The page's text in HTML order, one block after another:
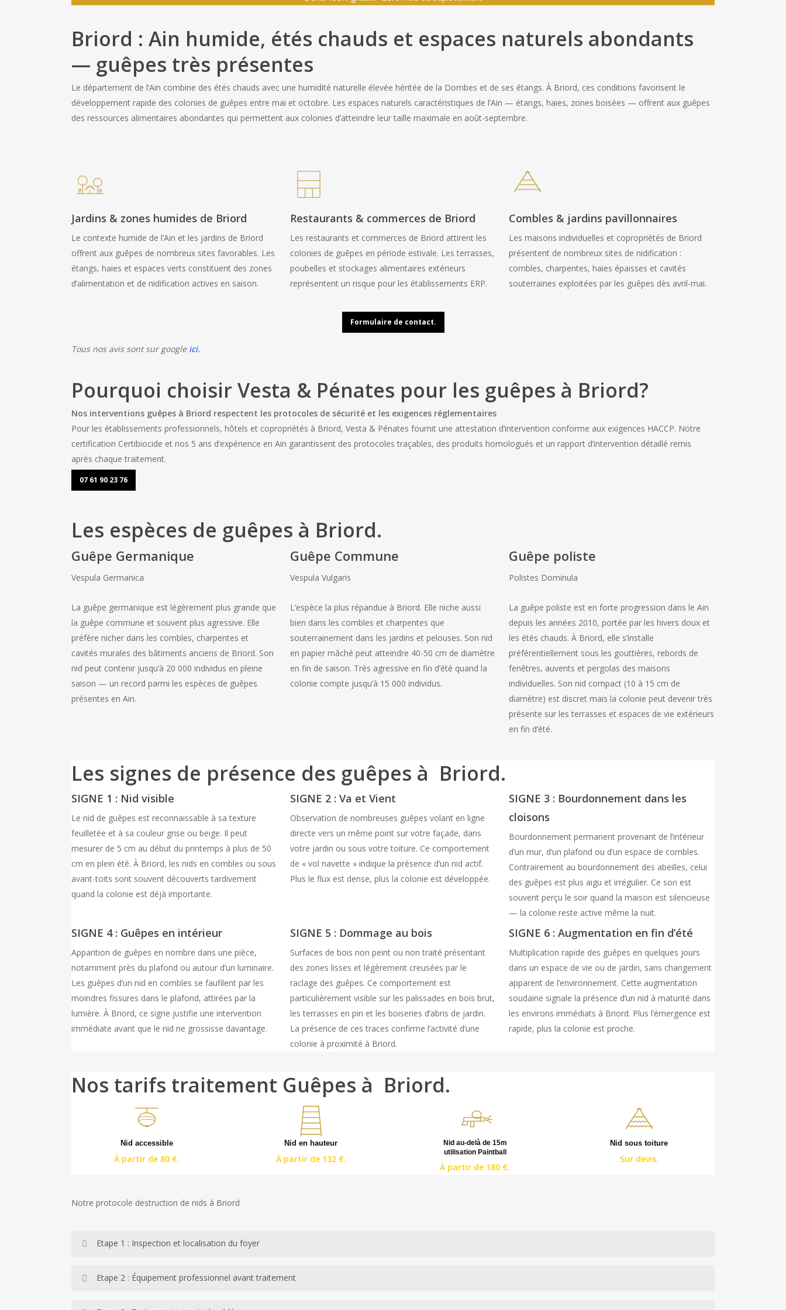
Briord : Ain humide, étés chauds et espaces naturels abondants
— guêpes très présentes
Le département de l’Ain combine des étés chauds avec une humidité naturelle élevée héritée de la Dombes et de ses étangs. À Briord, ces conditions favorisent le
développement rapide des colonies de guêpes entre mai et octobre. Les espaces naturels caractéristiques de l’Ain — étangs, haies, zones boisées — offrent aux guêpes
des ressources alimentaires abondantes qui permettent aux colonies d’atteindre leur taille maximale en août-septembre.
Jardins & zones humides de Briord
Le contexte humide de l’Ain et les jardins de Briord
offrent aux guêpes de nombreux sites favorables. Les
étangs, haies et espaces verts constituent des zones
d’alimentation et de nidification actives en saison.
Restaurants & commerces de Briord
Les restaurants et commerces de Briord attirent les
colonies de guêpes en période estivale. Les terrasses,
poubelles et stockages alimentaires extérieurs
représentent un risque pour les établissements ERP.
Combles & jardins pavillonnaires
Les maisons individuelles et copropriétés de Briord
présentent de nombreux sites de nidification :
combles, charpentes, haies épaisses et cavités
souterraines exploitées par les guêpes dès avril-mai.
Formulaire de contact.
Tous nos avis sont sur google ici.
Pourquoi choisir Vesta & Pénates pour les guêpes à Briord?
Nos interventions guêpes à Briord respectent les protocoles de sécurité et les exigences réglementaires
Pour les établissements professionnels, hôtels et copropriétés à Briord, Vesta & Pénates fournit une attestation d’intervention conforme aux exigences HACCP. Notre
certification Certibiocide et nos 5 ans d’expérience en Ain garantissent des protocoles traçables, des produits homologués et un rapport d’intervention détaillé remis
après chaque traitement.
07 61 90 23 76
Les espèces de guêpes à Briord.
Guêpe Germanique
Vespula Germanica
La guêpe germanique est légèrement plus grande que
la guêpe commune et souvent plus agressive. Elle
préfère nicher dans les combles, charpentes et
cavités murales des bâtiments anciens de Briord. Son
nid peut contenir jusqu’à 20 000 individus en pleine
saison — un record parmi les espèces de guêpes
présentes en Ain.
Guêpe Commune
Vespula Vulgaris
L’espèce la plus répandue à Briord. Elle niche aussi
bien dans les combles et charpentes que
souterrainement dans les jardins et pelouses. Son nid
en papier mâché peut atteindre 40-50 cm de diamètre
en fin de saison. Très agressive en fin d’été quand la
colonie compte jusqu’à 15 000 individus.
Guêpe poliste
Polistes Dominula
La guêpe poliste est en forte progression dans le Ain
depuis les années 2010, portée par les hivers doux et
les étés chauds. À Briord, elle s’installe
préférentiellement sous les gouttières, rebords de
fenêtres, auvents et pergolas des maisons
individuelles. Son nid compact (10 à 15 cm de
diamètre) est discret mais la colonie peut devenir très
présente sur les terrasses et espaces de vie extérieurs
en fin d’été.
Les signes de présence des guêpes à Briord.
SIGNE 1 : Nid visible
Le nid de guêpes est reconnaissable à sa texture
feuilletée et à sa couleur grise ou beige. Il peut
mesurer de 5 cm au début du printemps à plus de 50
cm en plein été. À Briord, les nids en combles ou sous
avant-toits sont souvent découverts tardivement
quand la colonie est déjà importante.
SIGNE 2 : Va et Vient
Observation de nombreuses guêpes volant en ligne
directe vers un même point sur votre façade, dans
votre jardin ou sous votre toiture. Ce comportement
de « vol navette » indique la présence d’un nid actif.
Plus le flux est dense, plus la colonie est développée.
SIGNE 3 : Bourdonnement dans les
cloisons
Bourdonnement permanent provenant de l’intérieur
d’un mur, d’un plafond ou d’un espace de combles.
Contrairement au bourdonnement des abeilles, celui
des guêpes est plus aigu et irrégulier. Ce son est
souvent perçu le soir quand la maison est silencieuse
— la colonie reste active même la nuit.
SIGNE 4 : Guêpes en intérieur
Apparition de guêpes en nombre dans une pièce,
notamment près du plafond ou autour d’un luminaire.
Les guêpes d’un nid en combles se faufilent par les
moindres fissures dans le plafond, attirées par la
lumière. À Briord, ce signe justifie une intervention
immédiate avant que le nid ne grossisse davantage.
SIGNE 5 : Dommage au bois
Surfaces de bois non peint ou non traité présentant
des zones lisses et légèrement creusées par le
raclage des guêpes. Ce comportement est
particulièrement visible sur les palissades en bois brut,
les terrasses en pin et les boiseries d’abris de jardin.
La présence de ces traces confirme l’activité d’une
colonie à proximité à Briord.
SIGNE 6 : Augmentation en fin d’été
Multiplication rapide des guêpes en quelques jours
dans un espace de vie ou de jardin, sans changement
apparent de l’environnement. Cette augmentation
soudaine signale la présence d’un nid à maturité dans
les environs immédiats à Briord. Plus l’émergence est
rapide, plus la colonie est proche.
Nos tarifs traitement Guêpes à Briord.
Nid accessible
À partir de 80 €.
Nid en hauteur
À partir de 132 €.
Nid au-delà de 15m
utilisation Paintball
À partir de 180 €.
Nid sous toiture
Sur devis.
Notre protocole destruction de nids à Briord
Etape 1 : Inspection et localisation du foyer
Nous commençons par un état des lieux complet : identification de l’espèce par observation visuelle, localisation du nid, évaluation de sa taille et de l’agressivité de la
colonie. Cette étape est indispensable pour adapter le protocole et le matériel à votre situation spécifique à Briord.
Etape 2 : Équipement professionnel avant traitement